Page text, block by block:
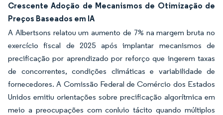
Crescente Adoção de Mecanismos de Otimização de
Preços Baseados em IA
A Albertsons relatou um aumento de 7% na margem bruta no
exercício fiscal de 2025 após implantar mecanismos de
precificação por aprendizado por reforço que ingerem taxas
de concorrentes, condições climáticas e variabilidade de
fornecedores. A Comissão Federal de Comércio dos Estados
Unidos emitiu orientações sobre precificação algorítmica em
meio a preocupações com conluio tácito quando múltiplos